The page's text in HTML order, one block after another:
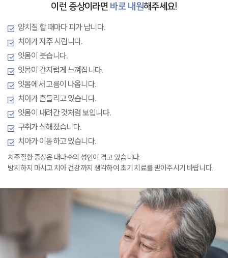
이런 증상이라면 바로 내원해주세요!
양치질 할 때마다 피가 납니다.
치아가 자주 시립니다.
잇몸이 붓습니다.
잇몸이 간지럽게 느껴집니다.
잇몸에서 고름이 나옵니다.
치아가 흔들리고 있습니다.
잇몸이 내려간 것처럼 보입니다.
구취가 심해졌습니다.
치아가 이동하고 있습니다.
치주질환 증상은 대다수의 성인이 겪고 있습니다.
방치하지 마시고 치아 건강까지 생각하여 초기 치료를 받아주시기 바랍니다.